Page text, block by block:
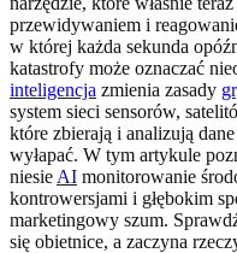
przewidywaniem i
w której każda sekunda
katastrofy może oznaczać
inteligencja zmienia zasady
system sieci sensorów,
które zbierają i analizują
wyłapać. W tym artykule
niesie AI monitorowanie
kontrowersjami i głębokim
marketingowy szum.
się obietnice, a zaczyna